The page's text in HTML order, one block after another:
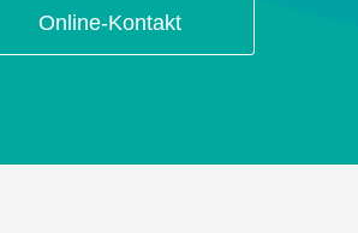
Online-Kontakt